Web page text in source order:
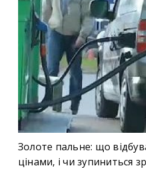
Золоте пальне: що
цінами, і чи зупиниться